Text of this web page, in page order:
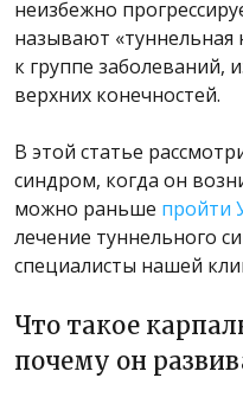
неизбежно
называют «туннельная
к группе заболеваний,
верхних конечностей.
В этой статье
синдром, когда он
можно раньше пройти
лечение туннельного
специалисты нашей
Что такое
почему он